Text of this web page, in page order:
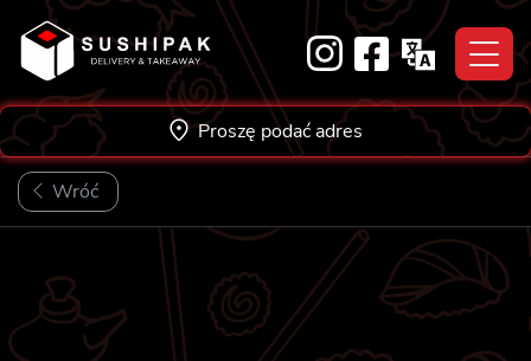
content
Proszę podać adres
Wróć